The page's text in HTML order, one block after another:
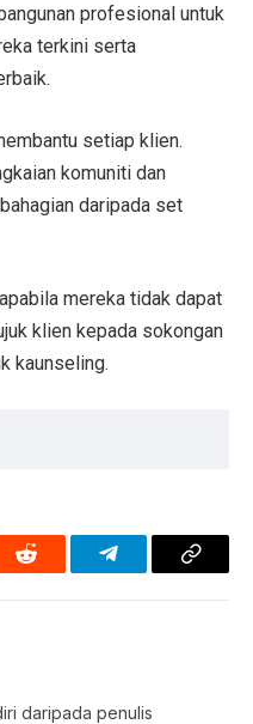
profesional untuk
terkini serta
setiap klien.
komuniti dan
daripada set
mereka tidak dapat
klien kepada sokongan
kaunseling.
Reddit TelegramCopy
daripada penulis